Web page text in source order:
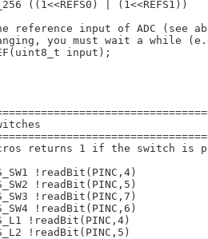
((1<<REFS0) | (1<<REFS1))
reference input of ADC (see
you must wait a while
input);
returns 1 if the switch is
!readBit(PINC,4)
!readBit(PINC,5)
!readBit(PINC,7)
!readBit(PINC,6)
!readBit(PINC,4)
!readBit(PINC,5)